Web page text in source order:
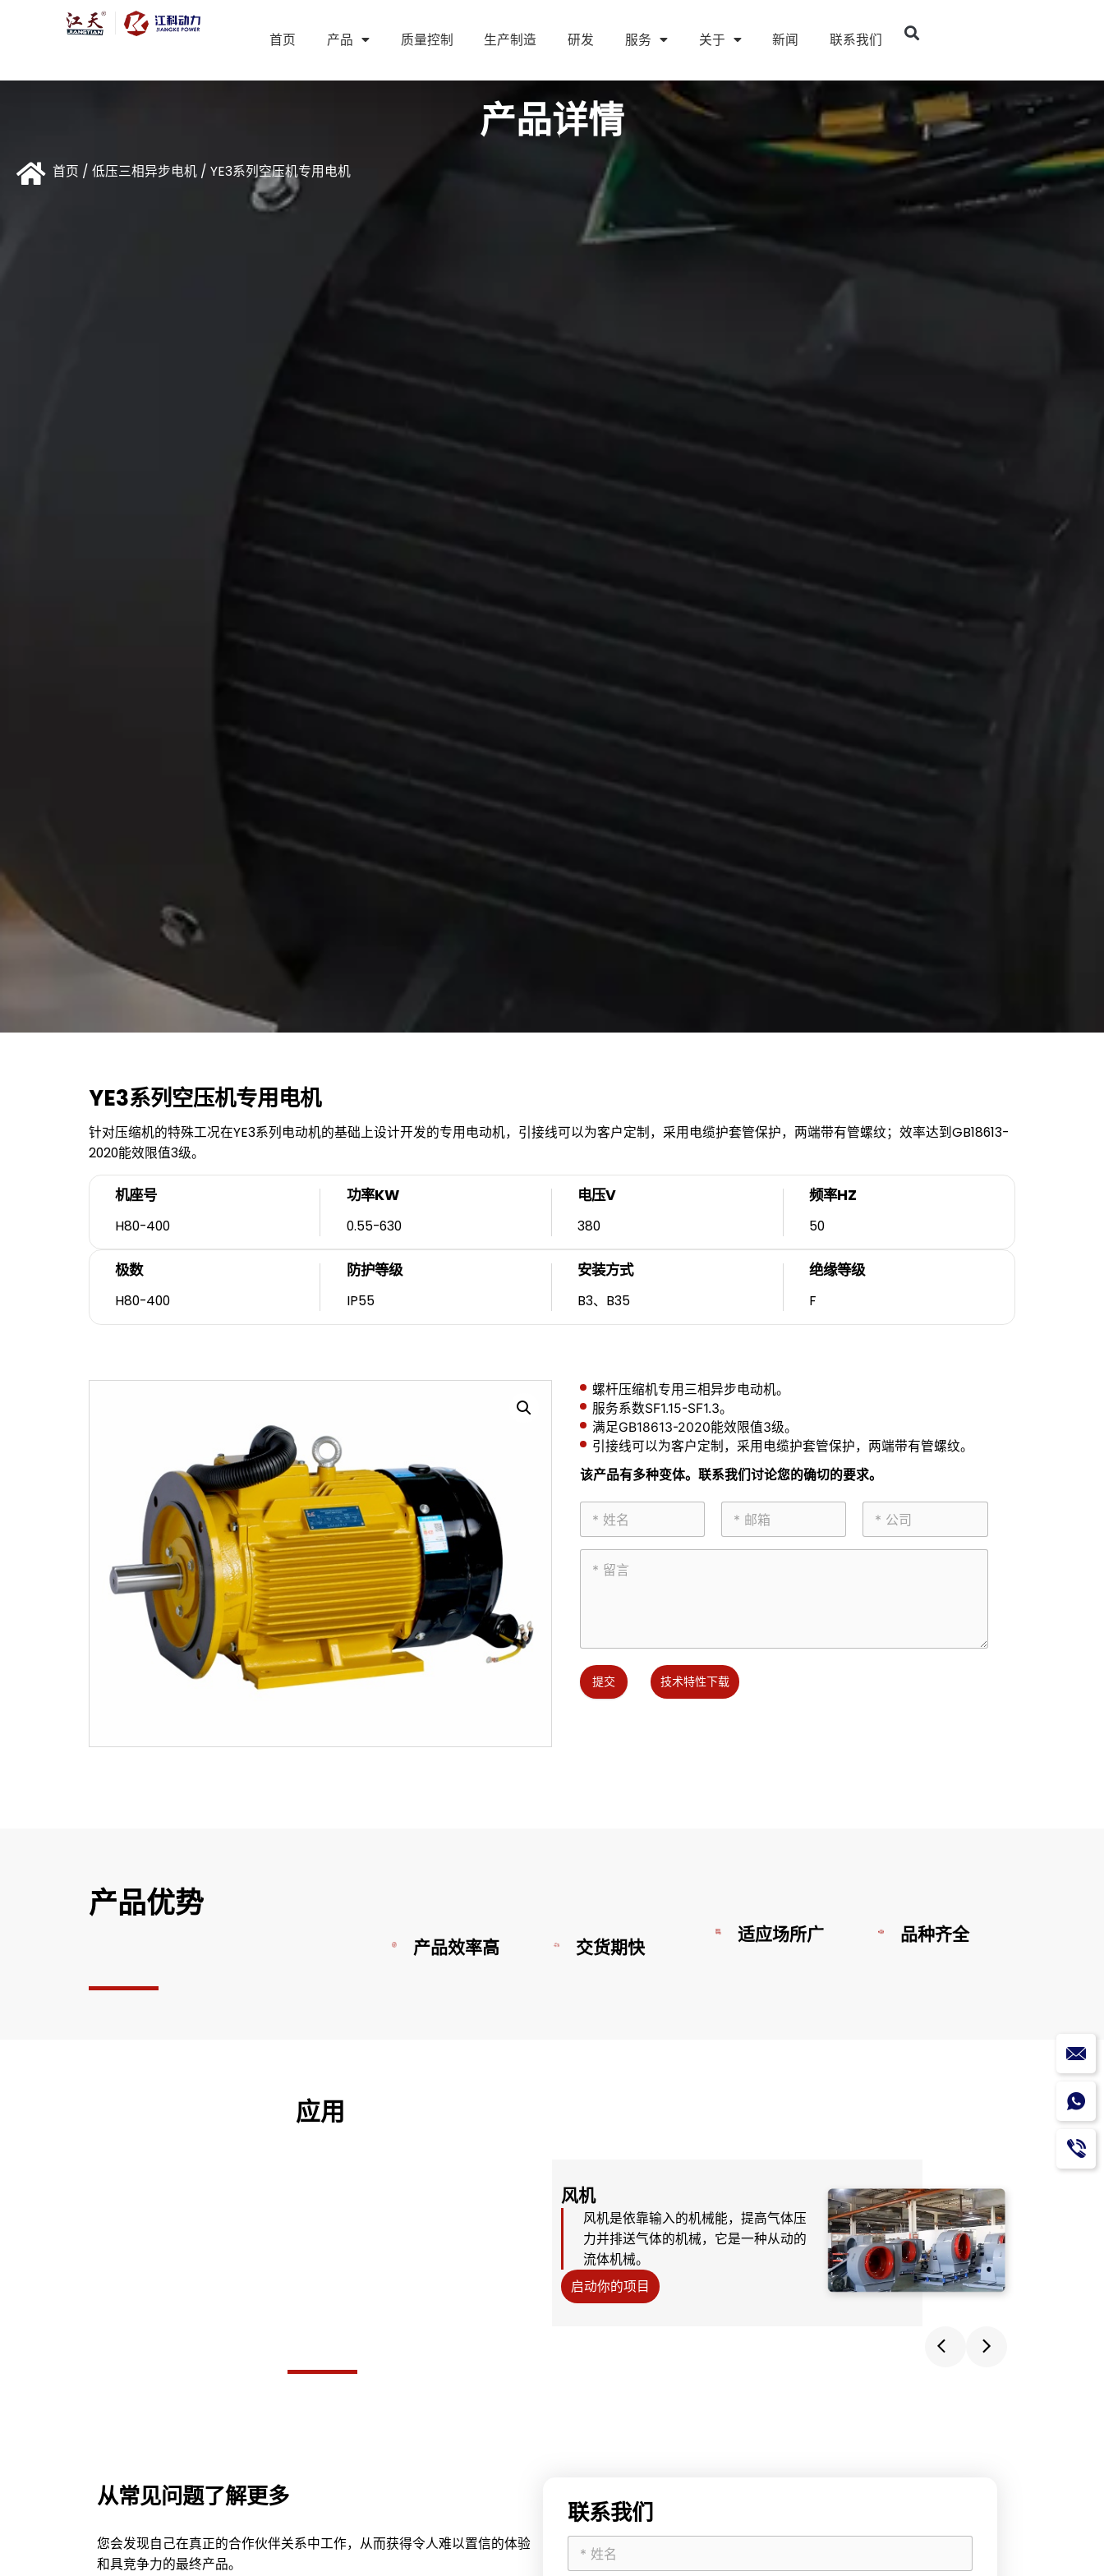
首页 产品 质量控制 生产制造 研发 服务 关于 新闻 联系我们
产品详情
首页 /低压三相异步电机 / YE3系列空压机专用电机
YE3系列空压机专用电机
针对压缩机的特殊工况在YE3系列电动机的基础上设计开发的专用电动机，引接线可以为客户定制，采用电缆护套管保护，两端带有管螺纹；效率达到GB18613-
2020能效限值3级。
机座号
H80-400
功率KW
0.55-630
电压V
380
频率HZ
50
极数
H80-400
防护等级
IP55
安装方式
B3、B35
绝缘等级
F
螺杆压缩机专用三相异步电动机。
服务系数SF1.15-SF1.3。
满足GB18613-2020能效限值3级。
引接线可以为客户定制，采用电缆护套管保护，两端带有管螺纹。
该产品有多种变体。联系我们讨论您的确切的要求。
提交 技术特性下载
产品优势
产品效率高 交货期快
适应场所广 品种齐全
应用
风机
风机是依靠输入的机械能，提高气体压
力并排送气体的机械，它是一种从动的
流体机械。
启动你的项目
从常见问题了解更多
您会发现自己在真正的合作伙伴关系中工作，从而获得令人难以置信的体验
和具竞争力的最终产品。
联系我们